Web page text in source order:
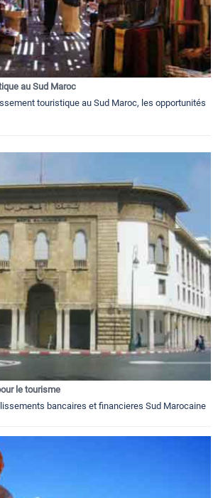
au Sud Maroc
touristique au Sud Maroc, les opportunités
le tourisme
bancaires et financieres Sud Marocaine